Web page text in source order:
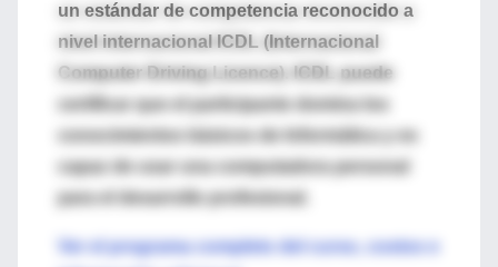
un estándar de competencia reconocido a
nivel internacional ICDL (Internacional
Computer Driving Licence). ICDL puede
certificar que el participante domina los
conocimientos básicos de Informática y es
capaz de usar una computadora personal
para el desarrollo profesional.
Ver el programa completo del curso, costos e